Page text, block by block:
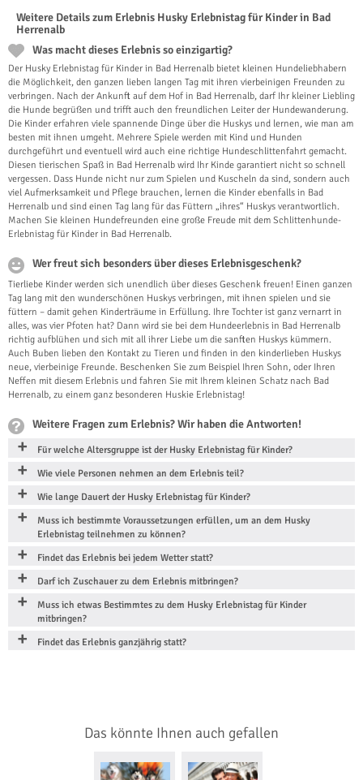
Weitere Details zum Erlebnis Husky Erlebnistag für Kinder in Bad
Herrenalb
Was macht dieses Erlebnis so einzigartig?
Der Husky Erlebnistag für Kinder in Bad Herrenalb bietet kleinen Hundeliebhabern
die Möglichkeit, den ganzen lieben langen Tag mit ihren vierbeinigen Freunden zu
verbringen. Nach der Ankunft auf dem Hof in Bad Herrenalb, darf Ihr kleiner Liebling
die Hunde begrüßen und trifft auch den freundlichen Leiter der Hundewanderung.
Die Kinder erfahren viele spannende Dinge über die Huskys und lernen, wie man am
besten mit ihnen umgeht. Mehrere Spiele werden mit Kind und Hunden
durchgeführt und eventuell wird auch eine richtige Hundeschlittenfahrt gemacht.
Diesen tierischen Spaß in Bad Herrenalb wird Ihr Kinde garantiert nicht so schnell
vergessen. Dass Hunde nicht nur zum Spielen und Kuscheln da sind, sondern auch
viel Aufmerksamkeit und Pflege brauchen, lernen die Kinder ebenfalls in Bad
Herrenalb und sind einen Tag lang für das Füttern „ihres“ Huskys verantwortlich.
Machen Sie kleinen Hundefreunden eine große Freude mit dem Schlittenhunde-
Erlebnistag für Kinder in Bad Herrenalb.
Wer freut sich besonders über dieses Erlebnisgeschenk?
Tierliebe Kinder werden sich unendlich über dieses Geschenk freuen! Einen ganzen
Tag lang mit den wunderschönen Huskys verbringen, mit ihnen spielen und sie
füttern – damit gehen Kinderträume in Erfüllung. Ihre Tochter ist ganz vernarrt in
alles, was vier Pfoten hat? Dann wird sie bei dem Hundeerlebnis in Bad Herrenalb
richtig aufblühen und sich mit all ihrer Liebe um die sanften Huskys kümmern.
Auch Buben lieben den Kontakt zu Tieren und finden in den kinderlieben Huskys
neue, vierbeinige Freunde. Beschenken Sie zum Beispiel Ihren Sohn, oder Ihren
Neffen mit diesem Erlebnis und fahren Sie mit Ihrem kleinen Schatz nach Bad
Herrenalb, zu einem ganz besonderen Huskie Erlebnistag!
Weitere Fragen zum Erlebnis? Wir haben die Antworten!
Für welche Altersgruppe ist der Husky Erlebnistag für Kinder?
Wie viele Personen nehmen an dem Erlebnis teil?
Wie lange Dauert der Husky Erlebnistag für Kinder?
Muss ich bestimmte Voraussetzungen erfüllen, um an dem Husky
Erlebnistag teilnehmen zu können?
Findet das Erlebnis bei jedem Wetter statt?
Darf ich Zuschauer zu dem Erlebnis mitbringen?
Muss ich etwas Bestimmtes zu dem Husky Erlebnistag für Kinder
mitbringen?
Findet das Erlebnis ganzjährig statt?
Das könnte Ihnen auch gefallen